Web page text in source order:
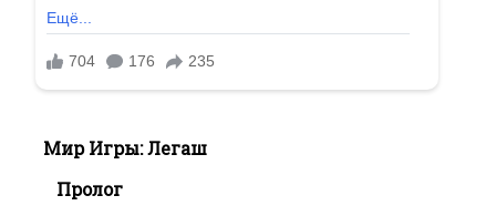
Мир Игры: Легаш
Пролог